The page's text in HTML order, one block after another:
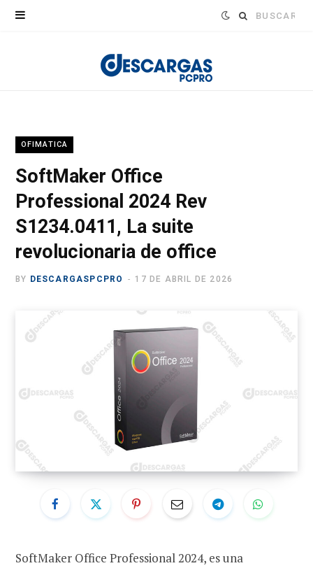
Buscar:
OFIMATICA
SoftMaker Office
Professional 2024 Rev
S1234.0411, La suite
revolucionaria de office
BY DESCARGASPCPRO 17 DE ABRIL DE 2026
SoftMaker Office Professional 2024, es una